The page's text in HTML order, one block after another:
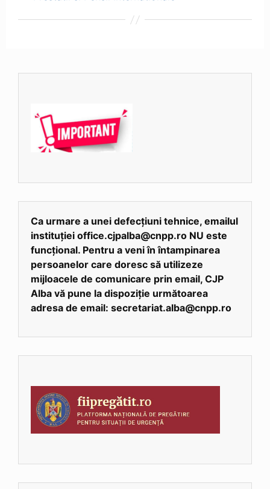
Ca urmare a unei defecțiuni tehnice, emailul
instituției office.cjpalba@cnpp.ro NU este
funcțional. Pentru a veni în întampinarea
persoanelor care doresc să utilizeze
mijloacele de comunicare prin email, CJP
Alba vă pune la dispoziție următoarea
adresa de email: secretariat.alba@cnpp.ro